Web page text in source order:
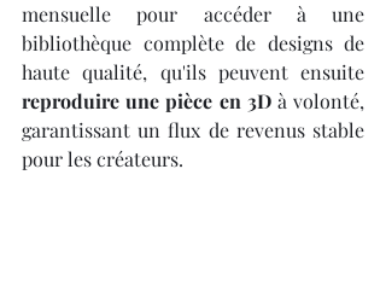
mensuelle pour accéder à une
bibliothèque complète de designs de
reproduire une pièce en 3D à volonté,
garantissant un flux de revenus stable
pour les créateurs.